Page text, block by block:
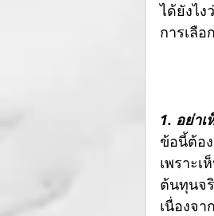
ได้ยังไง
การเลื
1. อย่า
ข้อนี้ต้อ
เพราะ
ต้นทุนจ
เนื่องจ